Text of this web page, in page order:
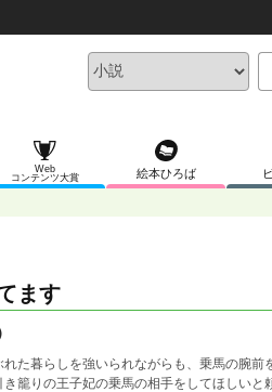
Web
コンテンツ大賞
絵本ひろば
ます
た暮らしを強いられながらも、乗馬の腕
籠りの王子妃の乗馬の相手をしてほしい